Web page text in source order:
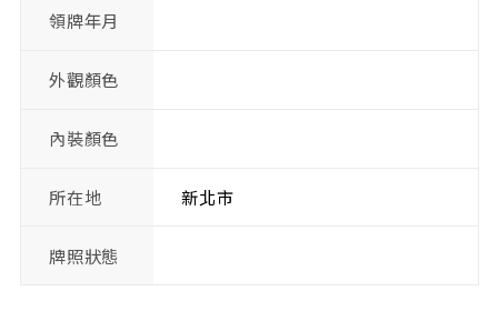
領牌年月
外觀顏色
內裝顏色
所在地 新北市
牌照狀態